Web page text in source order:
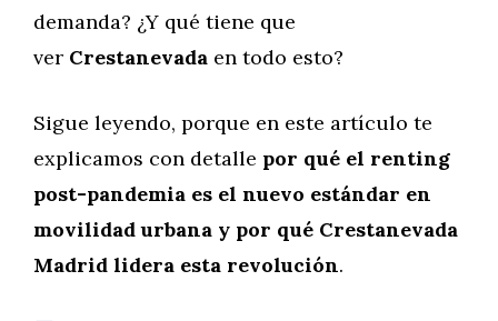
demanda? ¿Y qué tiene que
ver Crestanevada en todo esto?
Sigue leyendo, porque en este artículo te
explicamos con detalle por qué el renting
post-pandemia es el nuevo estándar en
movilidad urbana y por qué Crestanevada
Madrid lidera esta revolución.